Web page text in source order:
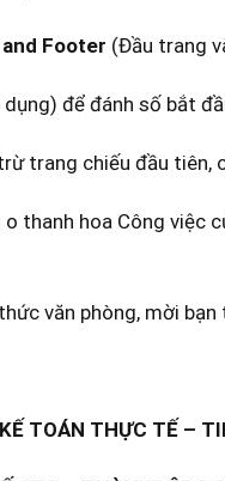
Footer (Đầu trang
để đánh số bắt
trang chiếu đầu tiên,
văn phòng, mời
TOÁN THỰC TẾ –